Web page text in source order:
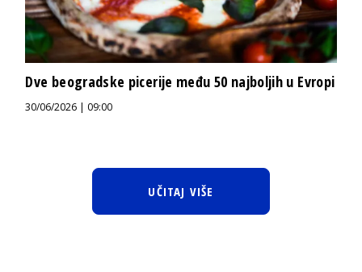
Dve beogradske picerije među 50 najboljih u Evropi
30/06/2026 | 09:00
UČITAJ VIŠE